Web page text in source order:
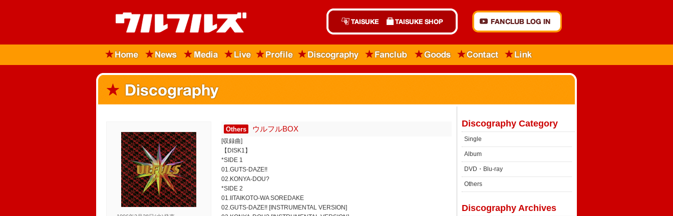
Others ウルフルBOX
[収録曲]
【DISK1】
*SIDE 1
01.GUTS-DAZE!!
02.KONYA-DOU?
*SIDE 2
01.IITAIKOTO-WA SOREDAKE
02.GUTS-DAZE!! [INSTRUMENTAL VERSION]
Discography Category
Single
Album
DVD・Blu-ray
Others
Discography Archives